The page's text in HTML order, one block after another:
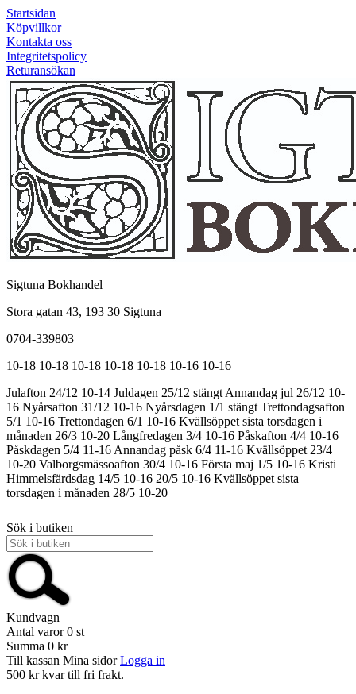
Startsidan
Köpvillkor
Kontakta oss
Integritetspolicy
Returansökan
Sigtuna Bokhandel
Stora gatan 43, 193 30 Sigtuna
0704-339803
10-18 10-18 10-18 10-18 10-18 10-16 10-16
Julafton 24/12 10-14 Juldagen 25/12 stängt Annandag jul 26/12 10-
16 Nyårsafton 31/12 10-16 Nyårsdagen 1/1 stängt Trettondagsafton
5/1 10-16 Trettondagen 6/1 10-16 Kvällsöppet sista torsdagen i
månaden 26/3 10-20 Långfredagen 3/4 10-16 Påskafton 4/4 10-16
Påskdagen 5/4 11-16 Annandag påsk 6/4 11-16 Kvällsöppet 23/4
10-20 Valborgsmässoafton 30/4 10-16 Första maj 1/5 10-16 Kristi
Himmelsfärdsdag 14/5 10-16 20/5 10-16 Kvällsöppet sista
torsdagen i månaden 28/5 10-20
Sök i butiken
Kundvagn
Antal varor 0 st
Summa 0 kr
Till kassan Mina sidor Logga in
500 kr kvar till fri frakt.